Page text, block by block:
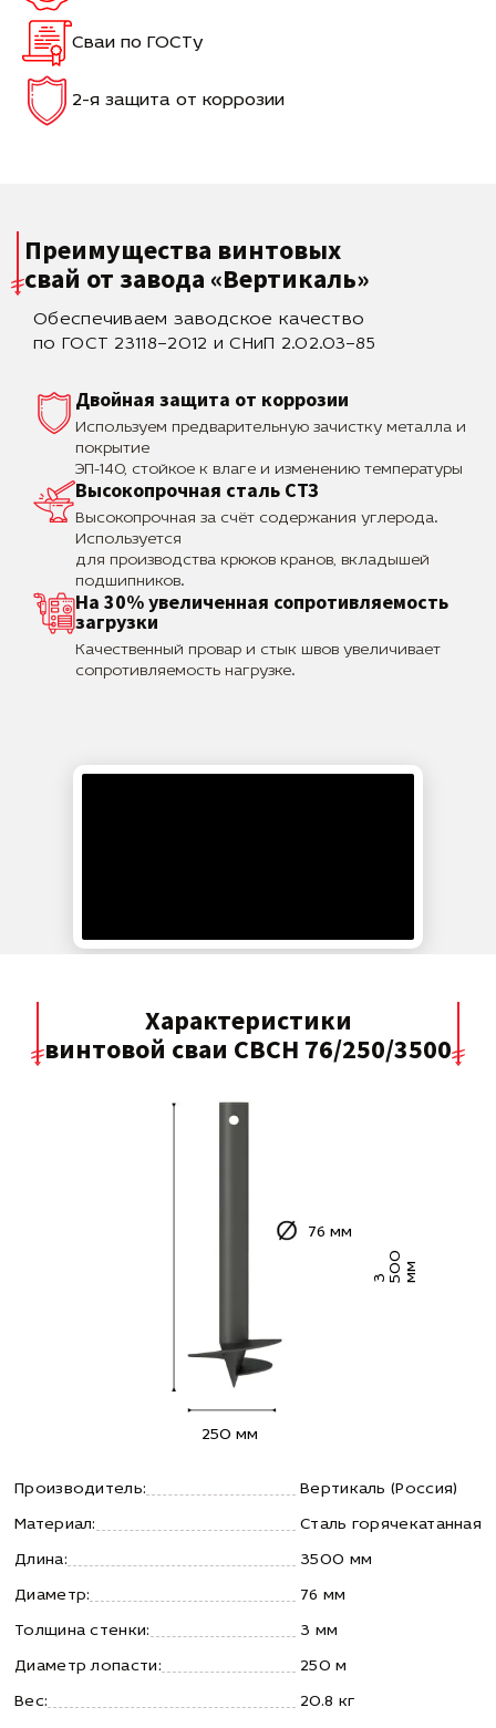
Сваи по ГОСТу
2-я защита от коррозии
Преимущества винтовых
свай от завода «Вертикаль»
Обеспечиваем заводское качество
по ГОСТ 23118–2012 и СНиП 2.02.03–85
Двойная защита от коррозии
Используем предварительную зачистку металла и
покрытие
ЭП-140, стойкое к влаге и изменению температуры
Высокопрочная сталь СТЗ
Высокопрочная за счёт содержания углерода.
Используется
для производства крюков кранов, вкладышей
подшипников.
На 30% увеличенная сопротивляемость
загрузки
Качественный провар и стык швов увеличивает
сопротивляемость нагрузке.
Характеристики
винтовой сваи СВСН 76/250/3500
3 5 0
0
м м
250 мм
76 мм
Производитель: Вертикаль (Россия)
Материал: Сталь горячекатанная
Длина: 3500 мм
Диаметр: 76 мм
Толщина стенки: 3 мм
Диаметр лопасти: 250 м
Вес: 20.8 кг